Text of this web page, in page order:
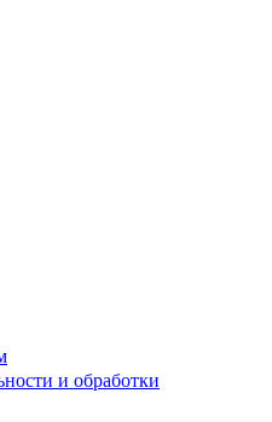
и обработки